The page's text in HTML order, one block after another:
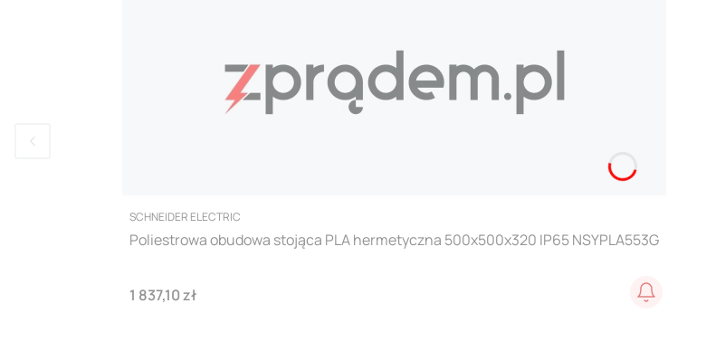
PRODUCENT
SCHNEIDER ELECTRIC
Poliestrowa obudowa stojąca PLA hermetyczna 500x500x320 IP65 NSYPLA553G
Cena
1 837,10 zł